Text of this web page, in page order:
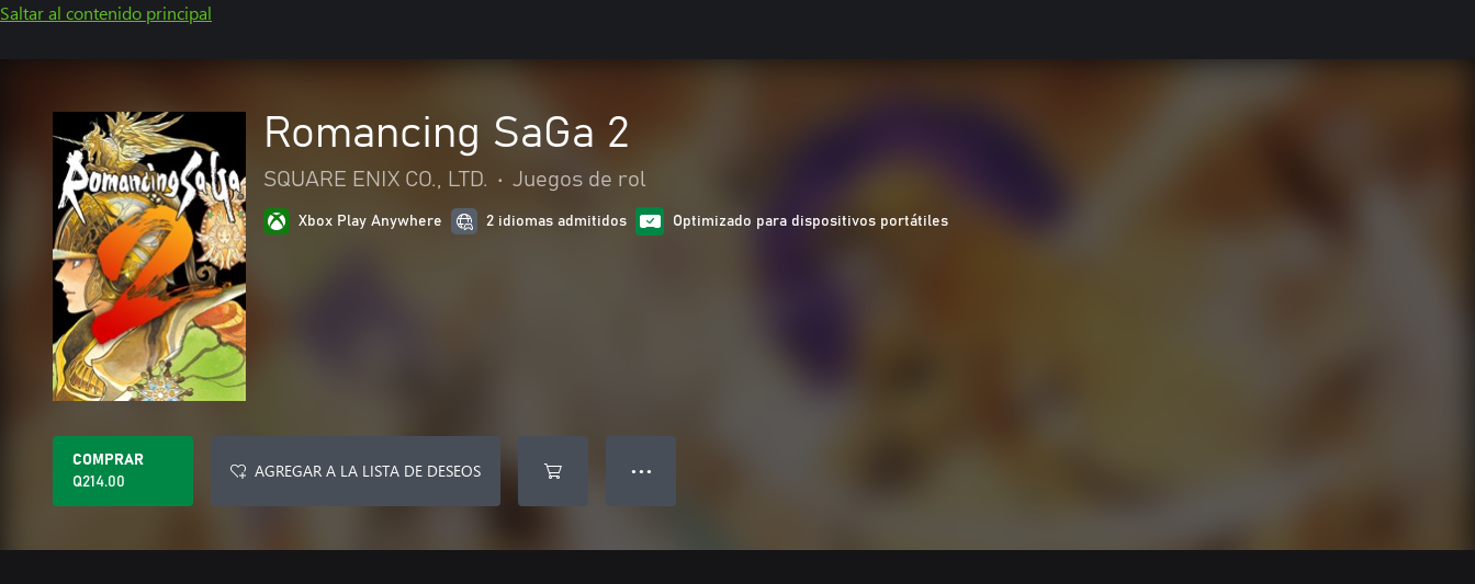
Saltar al contenido principal
Romancing SaGa 2
SQUARE ENIX CO., LTD. • Juegos de rol
Xbox Play Anywhere 2 idiomas admitidos Optimizado para dispositivos portátiles
COMPRAR
Q214.00
AGREGAR A LA LISTA DE DESEOS ● ● ●